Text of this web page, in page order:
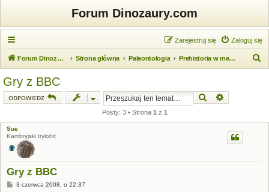
Forum Dinozaury.com
Zaloguj się
Zarejestruj się
Forum Dinozaury.com Strona główna Paleontologia Prehistoria w mediach
Gry z BBC
ODPOWIEDZ Szukaj
Posty: 3 • Strona 1 z 1
Sue
Kambryjski trylobit
Gry z BBC
P3 czerwca 2008, o 22:37